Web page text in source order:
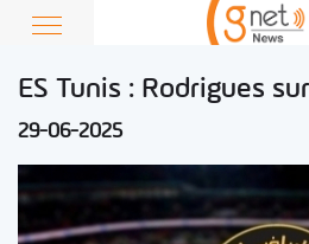
ES Tunis : Rodrigues
29-06-2025